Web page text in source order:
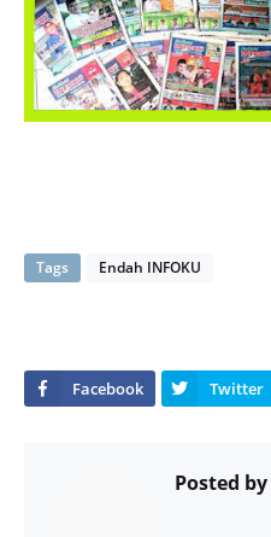
Tags Endah INFOKU
Posted by